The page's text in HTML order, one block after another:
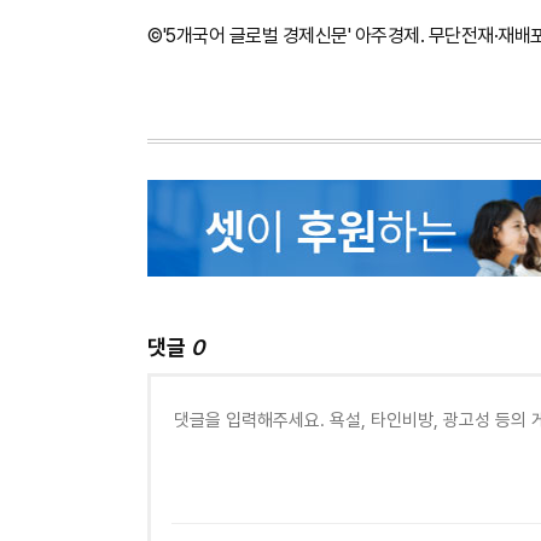
©'5개국어 글로벌 경제신문' 아주경제. 무단전재·재배
댓글 0